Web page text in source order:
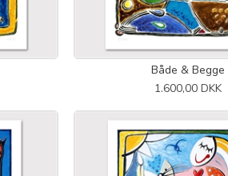
Både & Begge
1.600,00 DKK